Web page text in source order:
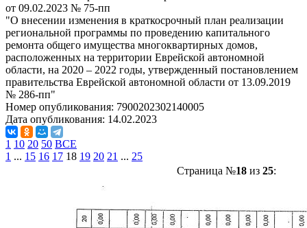
от 09.02.2023 № 75-пп
"О внесении изменения в краткосрочный план реализации
региональной программы по проведению капитального
ремонта общего имущества многоквартирных домов,
расположенных на территории Еврейской автономной
области, на 2020 – 2022 годы, утвержденный постановлением
правительства Еврейской автономной области от 13.09.2019
№ 286-пп"
Номер опубликования: 7900202302140005
Дата опубликования: 14.02.2023
1 10 20 50 ВСЕ
1 ... 15 16 17 18 19 20 21 ... 25
Страница №18 из 25: